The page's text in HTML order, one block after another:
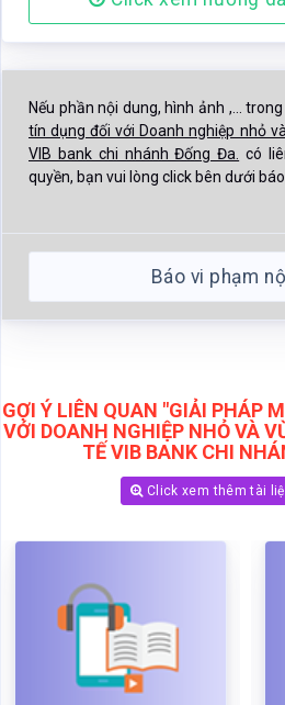
Nếu phần nội dung, hình ảnh ,...
tín dụng đối với Doanh nghiệp nhỏ
VIB bank chi nhánh Đống Đa.
có
quyền, bạn vui lòng click bên dưới
Báo vi phạm
GỢI Ý LIÊN QUAN "GIẢI PHÁP
VỚI DOANH NGHIỆP NHỎ VÀ
TẾ VIB BANK CHI
Click xem thêm tài